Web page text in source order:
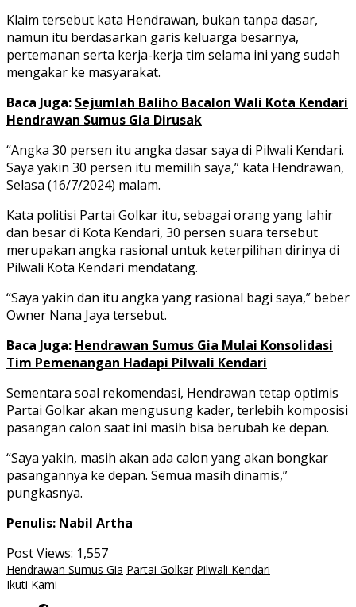
Klaim tersebut kata Hendrawan, bukan tanpa dasar,
namun itu berdasarkan garis keluarga besarnya,
pertemanan serta kerja-kerja tim selama ini yang sudah
mengakar ke masyarakat.
Baca Juga: Sejumlah Baliho Bacalon Wali Kota Kendari
Hendrawan Sumus Gia Dirusak
“Angka 30 persen itu angka dasar saya di Pilwali Kendari.
Saya yakin 30 persen itu memilih saya,” kata Hendrawan,
Selasa (16/7/2024) malam.
Kata politisi Partai Golkar itu, sebagai orang yang lahir
dan besar di Kota Kendari, 30 persen suara tersebut
merupakan angka rasional untuk keterpilihan dirinya di
Pilwali Kota Kendari mendatang.
“Saya yakin dan itu angka yang rasional bagi saya,” beber
Owner Nana Jaya tersebut.
Baca Juga: Hendrawan Sumus Gia Mulai Konsolidasi
Tim Pemenangan Hadapi Pilwali Kendari
Sementara soal rekomendasi, Hendrawan tetap optimis
Partai Golkar akan mengusung kader, terlebih komposisi
pasangan calon saat ini masih bisa berubah ke depan.
“Saya yakin, masih akan ada calon yang akan bongkar
pasangannya ke depan. Semua masih dinamis,”
pungkasnya.
Penulis: Nabil Artha
Post Views: 1,557
Hendrawan Sumus Gia Partai Golkar Pilwali Kendari
Ikuti Kami